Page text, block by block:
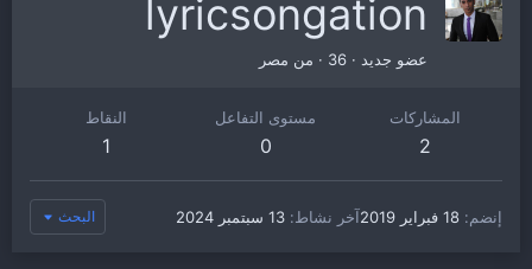
lyricsongation
عضو جديد ·
· من مصر
المشاركات
2
مستوى التفاعل
0
النقاط
1
إنضم 18 فبراير 2019 آخر نشاط 13 سبتمبر 2024 البحث